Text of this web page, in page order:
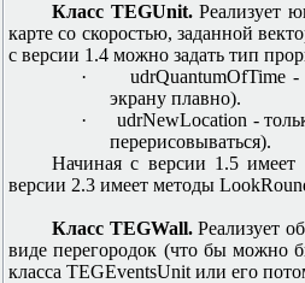
Класс TEGUnit.Реализует
карте со скоростью, заданной
с версии 1.4 можно задать тип
·
udrQuantumOfTime
экрану плавно).
·
udrNewLocation -
перерисовываться).
Начиная с версии 1.5
версии 2.3 имеет методы
Класс TEGWall.Реализует
виде перегородок (что бы можно
класса TEGEventsUnit или его